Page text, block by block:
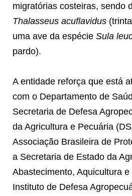
migratórias costeiras, sendo
Thalasseus acuflavidus
uma ave da espécie Sula
pardo).
A entidade reforça que está
com o Departamento de
Secretaria de Defesa
da Agricultura e Pecuária
Associação Brasileira de
a Secretaria de Estado da
Abastecimento, Aquicultura
Instituto de Defesa